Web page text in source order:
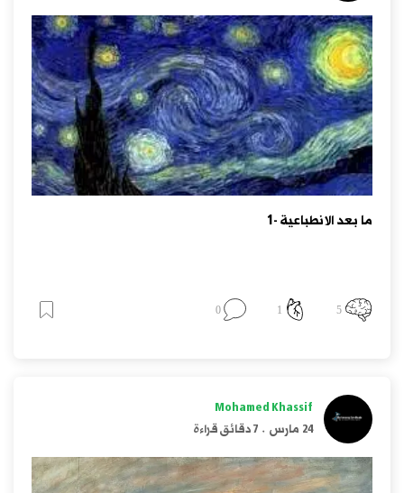
ما بعد الانطباعية -1
5
1
0
Mohamed Khassif
24 مارس
. 7 دقائق قراءة